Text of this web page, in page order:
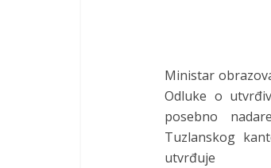
Ministar
Odluke o
posebno
Tuzlanskog
utvrđuje